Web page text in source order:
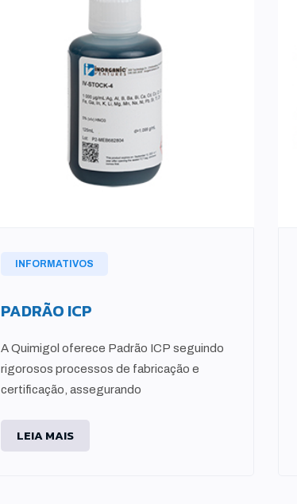
INFORMATIVOS
PADRÃO ICP
A Quimigol oferece Padrão ICP seguindo
rigorosos processos de fabricação e
certificação, assegurando
LEIA MAIS